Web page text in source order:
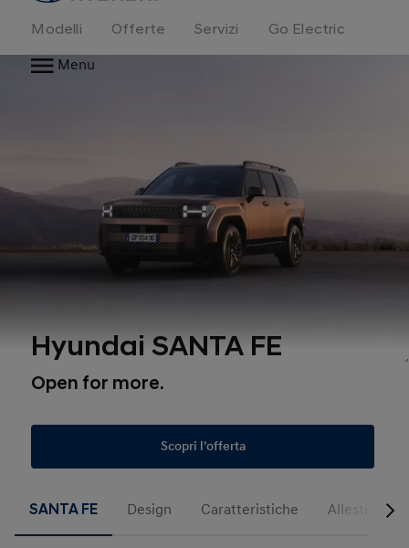
Modelli Offerte Servizi
Go Electric
Menu
Hyundai SANTA FE
Open for more.
Scopri l’offerta
SANTA FE Design Caratteristiche Allestimenti